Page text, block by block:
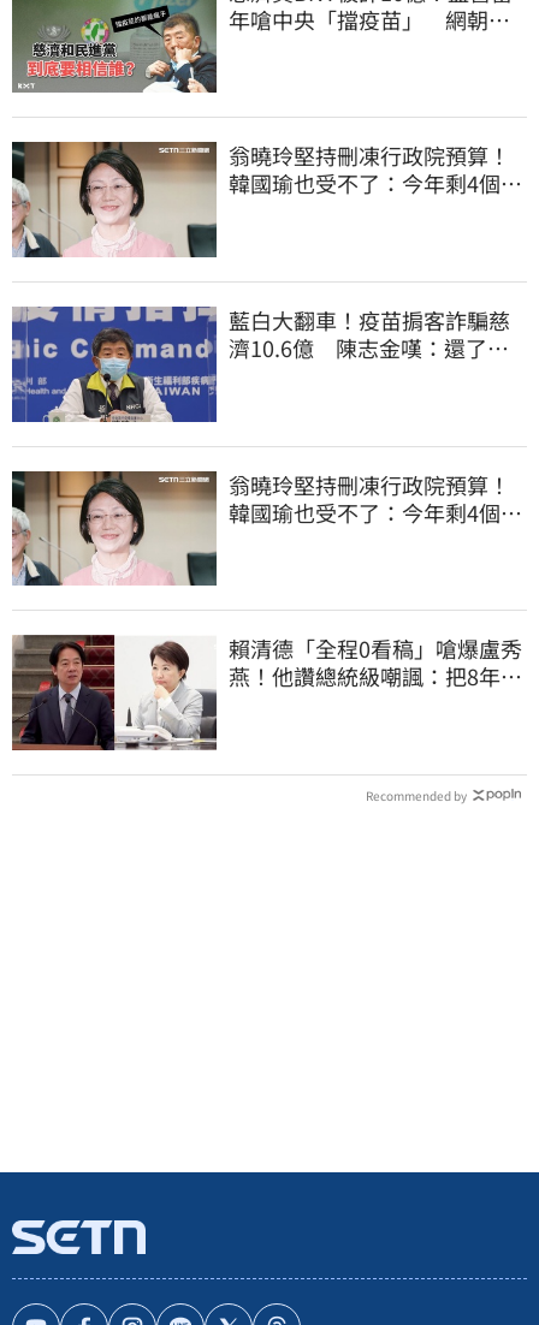
年嗆中央「擋疫苗」 網朝
翁曉玲堅持刪凍行政院預算！
韓國瑜也受不了：今年剩4個月
藍白大翻車！疫苗掮客詐騙慈
濟10.6億 陳志金嘆：還了陳
翁曉玲堅持刪凍行政院預算！
韓國瑜也受不了：今年剩4個月
賴清德「全程0看稿」嗆爆盧秀
燕！他讚總統級嘲諷：把8年總
Recommended by